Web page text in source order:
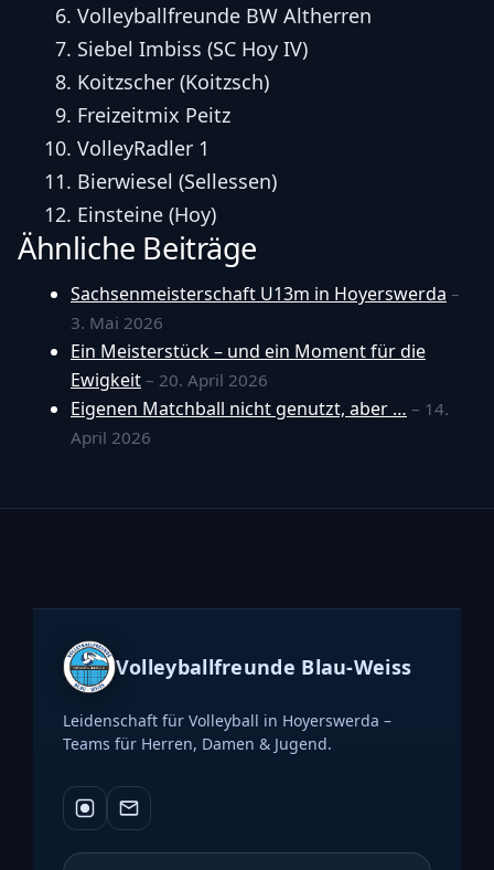
Volleyballfreunde BW Altherren
Siebel Imbiss (SC Hoy IV)
Koitzscher (Koitzsch)
Freizeitmix Peitz
VolleyRadler 1
Bierwiesel (Sellessen)
Einsteine (Hoy)
Ähnliche Beiträge
Sachsenmeisterschaft U13m in Hoyerswerda –
3. Mai 2026
Ein Meisterstück – und ein Moment für die
Ewigkeit – 20. April 2026
Eigenen Matchball nicht genutzt, aber … – 14.
April 2026
Volleyballfreunde Blau-Weiss
Leidenschaft für Volleyball in Hoyerswerda –
Teams für Herren, Damen & Jugend.